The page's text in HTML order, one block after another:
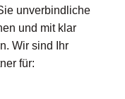
unverbindliche
und mit klar
Wir sind Ihr
für: